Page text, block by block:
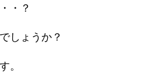
・？
しょうか？
。